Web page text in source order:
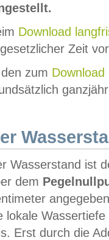
Download
Zeit
zum Download
Wasserstand ist
dem
lokale
Erst durch die